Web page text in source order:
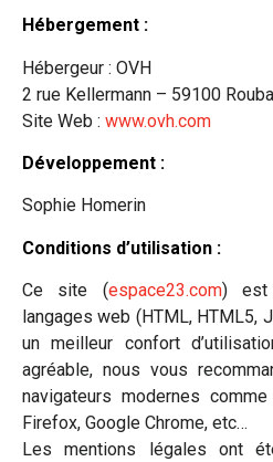
Hébergement :
Hébergeur : OVH
2 rue Kellermann – 59100
Site Web : www.ovh.com
Développement :
Sophie Homerin
Conditions d’utilisation :
Ce site (espace23.com) est
langages web (HTML, HTML5,
un meilleur confort
agréable, nous vous
navigateurs modernes
Firefox, Google Chrome, etc…
Les mentions légales ont